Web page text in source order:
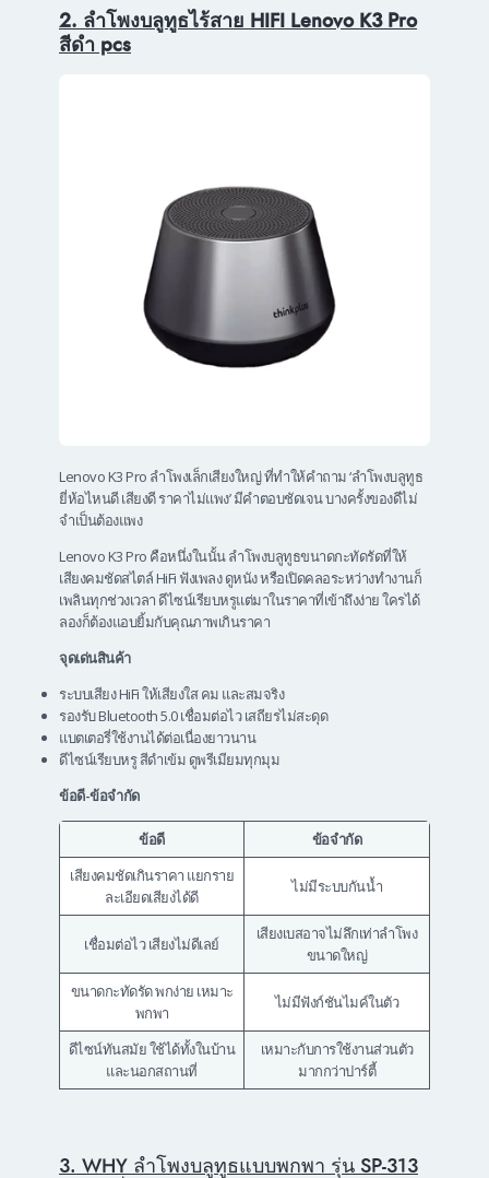
2. ลําโพงบลูทูธไร้สาย HIFI Lenovo K3 Pro
สีดำ pcs
Lenovo K3 Pro ลำโพงเล็กเสียงใหญ่ ที่ทำให้คำถาม ‘ลําโพงบลูทูธ
ยี่ห้อไหนดี เสียงดี ราคาไม่แพง’ มีคำตอบชัดเจน บางครั้งของดีไม่
จำเป็นต้องแพง
Lenovo K3 Pro คือหนึ่งในนั้น ลำโพงบลูทูธขนาดกะทัดรัดที่ให้
เสียงคมชัดสไตล์ HiFi ฟังเพลง ดูหนัง หรือเปิดคลอระหว่างทำงานก็
เพลินทุกช่วงเวลา ดีไซน์เรียบหรูแต่มาในราคาที่เข้าถึงง่าย ใครได้
ลองก็ต้องแอบยิ้มกับคุณภาพเกินราคา
จุดเด่นสินค้า
ระบบเสียง HiFi ให้เสียงใส คม และสมจริง
รองรับ Bluetooth 5.0 เชื่อมต่อไว เสถียรไม่สะดุด
แบตเตอรี่ใช้งานได้ต่อเนื่องยาวนาน
ดีไซน์เรียบหรู สีดำเข้ม ดูพรีเมียมทุกมุม
ข้อดี-ข้อจำกัด
ข้อดี
ข้อจำกัด
เสียงคมชัดเกินราคา แยกราย
ละเอียดเสียงได้ดี
ไม่มีระบบกันน้ำ
เชื่อมต่อไว เสียงไม่ดีเลย์
เสียงเบสอาจไม่ลึกเท่าลำโพง
ขนาดใหญ่
ขนาดกะทัดรัด พกง่าย เหมาะ
พกพา
ไม่มีฟังก์ชันไมค์ในตัว
ดีไซน์ทันสมัย ใช้ได้ทั้งในบ้าน
และนอกสถานที่
เหมาะกับการใช้งานส่วนตัว
มากกว่าปาร์ตี้
3. WHY ลำโพงบลูทูธแบบพกพา รุ่น SP-313